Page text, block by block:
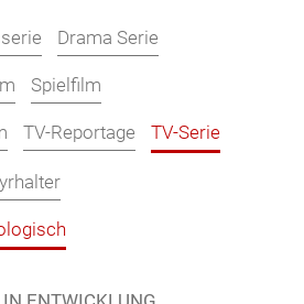
Drama Serie
Spielfilm
TV-Reportage TV-Serie